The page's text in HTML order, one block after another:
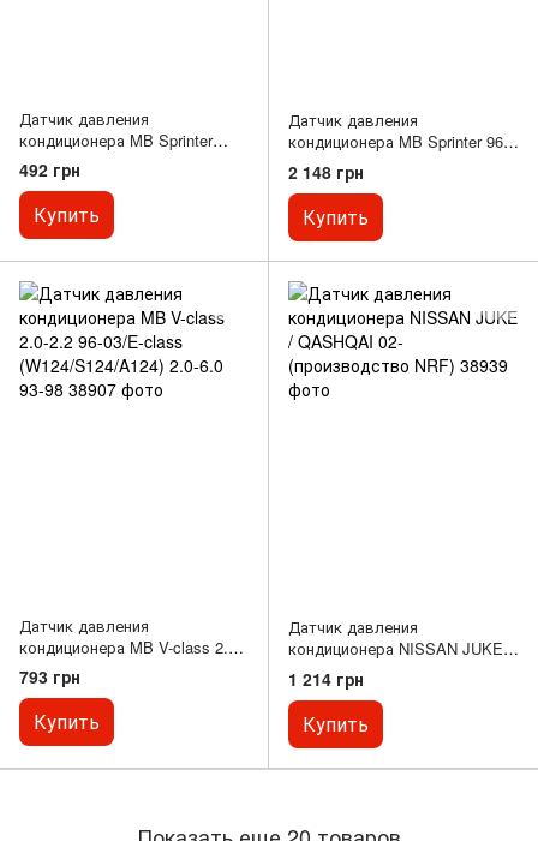
Датчик давления
кондиционера MB Sprinter
2.3/2.9 95-06/G-class
(W461/W463) 2.3-5.5 89-
492 грн
Купить
Датчик давления
кондиционера MB Sprinter 96-
06
2 148 грн
Купить
Датчик давления
кондиционера MB V-class 2.0-
2.2 96-03/E-class
(W124/S124/A124) 2.0-6.0 93-98
793 грн
Купить
Датчик давления
кондиционера NISSAN JUKE /
QASHQAI 02- (производство
NRF)
1 214 грн
Купить